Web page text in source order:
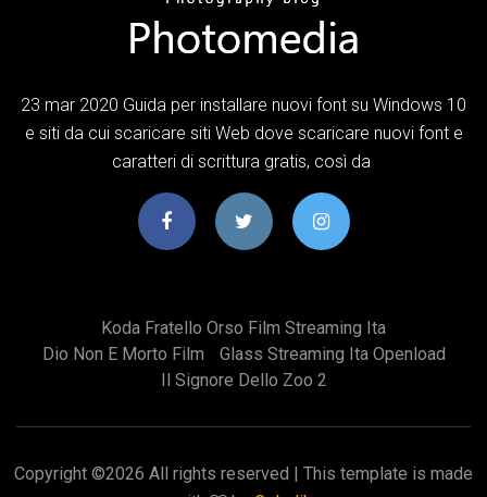
23 mar 2020 Guida per installare nuovi font su Windows 10
e siti da cui scaricare siti Web dove scaricare nuovi font e
caratteri di scrittura gratis, così da
Koda Fratello Orso Film Streaming Ita
Dio Non E Morto Film
Glass Streaming Ita Openload
Il Signore Dello Zoo 2
Copyright ©2026 All rights reserved | This template is made